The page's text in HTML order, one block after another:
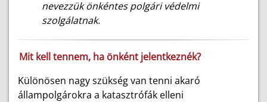
nevezzük önkéntes polgári védelmi
szolgálatnak.
Mit kell tennem, ha önként jelentkeznék?
Különösen nagy szükség van tenni akaró
állampolgárokra a katasztrófák elleni